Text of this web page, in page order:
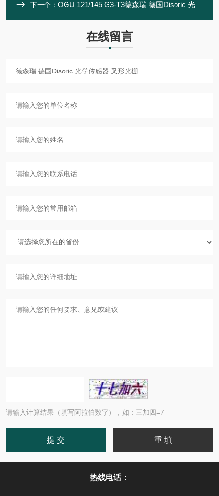
下一个： OGU 121/145 G3-T3德森瑞 德国Disoric 光学传感器 叉形光栅
在线留言
请输入计算结果（填写阿拉伯数字），如：三加四=7
热线电话：